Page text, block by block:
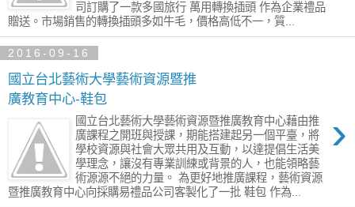
司訂購了一款多國旅行 萬用轉換插頭 作為企業禮品
贈送。市場銷售的轉換插頭多如牛毛，價格高低不一，質...
2016-09-16
國立台北藝術大學藝術資源暨推
廣教育中心-鞋包
›
國立台北藝術大學藝術資源暨推廣教育中心藉由推
廣課程之開班與授課，期能搭建起另一個平臺，將
學校資源與社會大眾共用及互動，以達提倡生活美
學理念，讓沒有專業訓練或背景的人，也能領略藝
術源源不絕的力量。 為更好地推廣課程，藝術資源
暨推廣教育中心向採購易禮品公司客製化了一批 鞋包 作為...